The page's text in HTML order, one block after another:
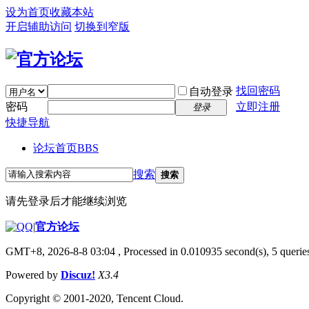
设为首页收藏本站
开启辅助访问 切换到窄版
自动登录 找回密码
密码
登录
立即注册
快捷导航
论坛首页BBS
搜索 搜索
请先登录后才能继续浏览
|官方论坛
GMT+8, 2026-8-8 03:04 , Processed in 0.010935 second(s), 5
Powered by Discuz! X3.4
Copyright © 2001-2020, Tencent Cloud.